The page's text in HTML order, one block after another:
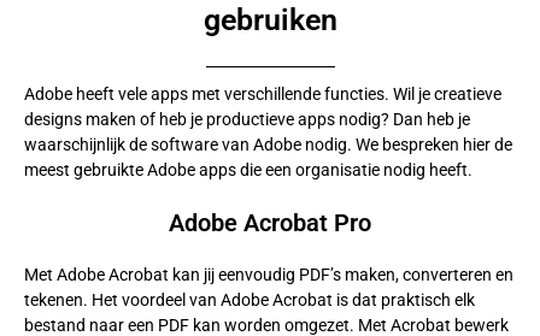
gebruiken
Adobe heeft vele apps met verschillende functies. Wil je creatieve
designs maken of heb je productieve apps nodig? Dan heb je
waarschijnlijk de software van Adobe nodig. We bespreken hier de
meest gebruikte Adobe apps die een organisatie nodig heeft.
Adobe Acrobat Pro
Met Adobe Acrobat kan jij eenvoudig PDF’s maken, converteren en
tekenen. Het voordeel van Adobe Acrobat is dat praktisch elk
bestand naar een PDF kan worden omgezet. Met Acrobat bewerk